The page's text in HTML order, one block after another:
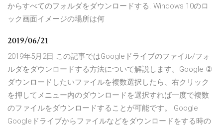
からすべてのフォルダをダウンロードする. Windows 10のロ
ック画面イメージの場所は何
2019/06/21
2019年5月2日 この記事ではGoogleドライブのファイル/フォ
ルダをダウンロードする方法について解説します。Google ②
ダウンロードしたいファイルを複数選択したら、右クリック
を押してメニュー内のダウンロードを選択すれば一度で複数
のファイルをダウンロードすることが可能です。 Google
Googleドライブからファイルなどをダウンロードをする時の